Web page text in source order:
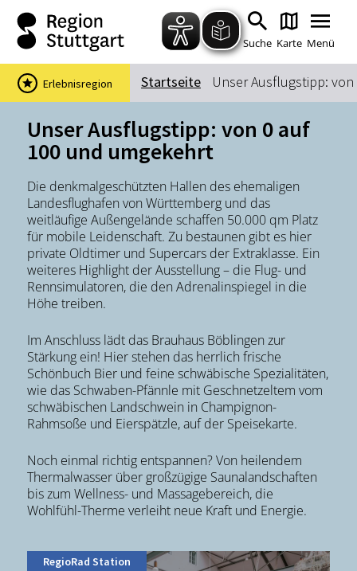
Zum Hauptinhalt springen
Zur Suche springen
Zur Hauptnavigation
Zum Footer springen
Suche Karte Menü
Suchbegriff
Stadtführungen
Events & Tickets
Ausflugsziele
Erlebnisse
Wein
Radfahren
Wandern
Startseite Unser Ausflugstipp:
Erlebnisregion
Unser Ausflugstipp: von 0 auf
100 und umgekehrt
Die denkmalgeschützten Hallen des ehemaligen
Landesflughafen von Württemberg und das
weitläufige Außengelände schaffen 50.000 qm Platz
für mobile Leidenschaft. Zu bestaunen gibt es hier
private Oldtimer und Supercars der Extraklasse. Ein
weiteres Highlight der Ausstellung – die Flug- und
Rennsimulatoren, die den Adrenalinspiegel in die
Höhe treiben.
Im Anschluss lädt das Brauhaus Böblingen zur
Stärkung ein! Hier stehen das herrlich frische
Schönbuch Bier und feine schwäbische Spezialitäten,
wie das Schwaben-Pfännle mit Geschnetzeltem vom
schwäbischen Landschwein in Champignon-
Rahmsoße und Eierspätzle, auf der Speisekarte.
Noch einmal richtig entspannen? Von heilendem
Thermalwasser über großzügige Saunalandschaften
bis zum Wellness- und Massagebereich, die
Wohlfühl-Therme verleiht neue Kraft und Energie.
RegioRad Station